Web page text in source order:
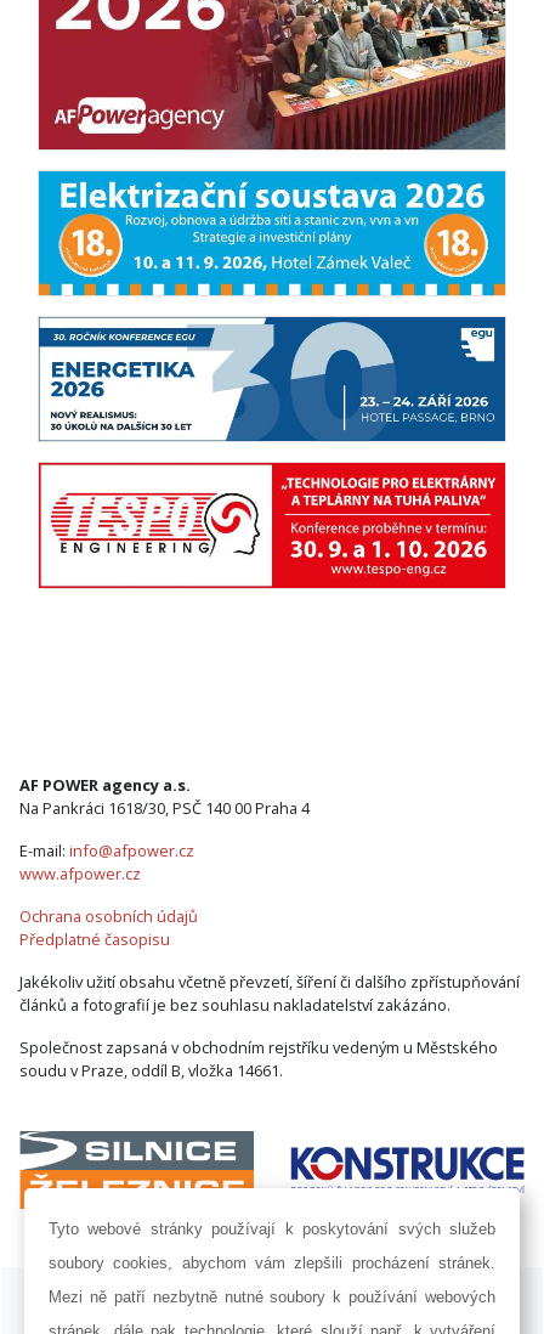
AF POWER agency a.s.
Na Pankráci 1618/30, PSČ 140 00 Praha 4
E-mail: info@afpower.cz
www.afpower.cz
Ochrana osobních údajů
Předplatné časopisu
Jakékoliv užití obsahu včetně převzetí, šíření či dalšího zpřístupňování
článků a fotografií je bez souhlasu nakladatelství zakázáno.
Společnost zapsaná v obchodním rejstříku vedeným u Městského
soudu v Praze, oddíl B, vložka 14661.
ISSN 1802-8535 © 2009 - 2026 AF POWER agency a.s. |
Nastavení
Tyto webové stránky používají k poskytování svých služeb
soubory cookies, abychom vám zlepšili procházení stránek.
Mezi ně patří nezbytně nutné soubory k používání webových